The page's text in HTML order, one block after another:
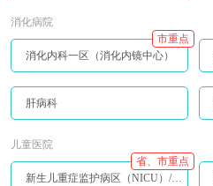
消化病院
消化内科一区（消化内镜中心）
市重点
肝病科
儿童医院
新生儿重症监护病区（NICU）/儿童重症监护病区（PICU）
省、市重点